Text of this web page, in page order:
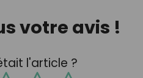
votre avis !
l'article ?